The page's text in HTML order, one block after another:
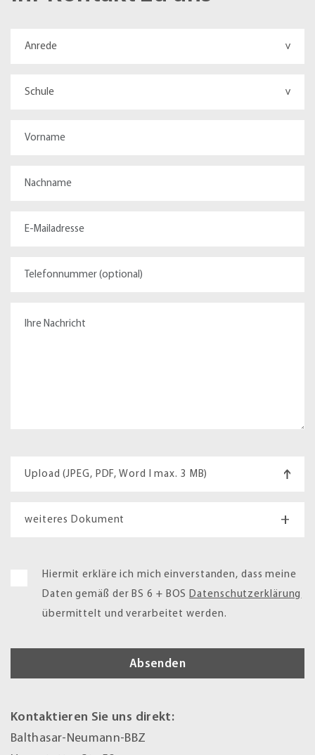
Upload (JPEG, PDF, Word I max. 3 MB)
weiteres Dokument +
Hiermit erkläre ich mich einverstanden, dass meine
Daten gemäß der BS 6 + BOS Datenschutzerklärung
übermittelt und verarbeitet werden.
Kontaktieren Sie uns direkt:
Balthasar-Neumann-BBZ